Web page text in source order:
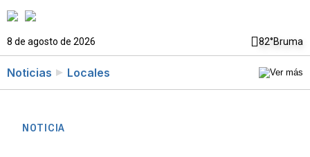
8 de agosto de 2026 82°Bruma
Noticias Locales
NOTICIA